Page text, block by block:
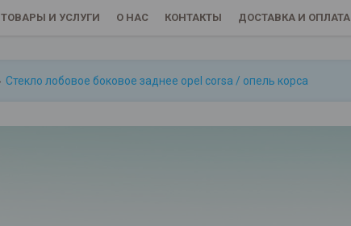
ТОВАРЫ И УСЛУГИ О НАС КОНТАКТЫ ДОСТАВКА И ОПЛАТА
Стекло лобовое боковое заднее opel corsa / опель корса